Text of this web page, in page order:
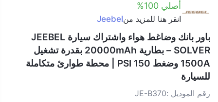
أصلي 100%
انقر هنا للمزيد منJeebel
باور بانك وضاغط هواء واشتراك سيارة JEEBEL
SOLVER – بطارية 20000mAh بقدرة تشغيل
1500A وضغط 150 PSI | محطة طوارئ متكاملة
للسيارة
رقم الموديل :JE-B370